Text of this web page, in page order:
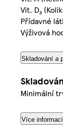
Vit. D₃
Přídavné
Výživová
Skladování a
Minimální
Více informací